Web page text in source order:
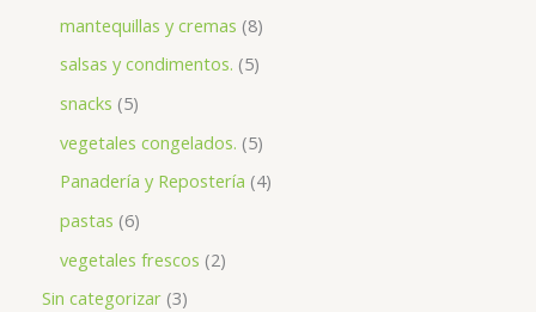
mantequillas y cremas 8
salsas y condimentos. 5
snacks 5
vegetales congelados. 5
Panadería y Repostería 4
pastas 6
vegetales frescos 2
Sin categorizar 3